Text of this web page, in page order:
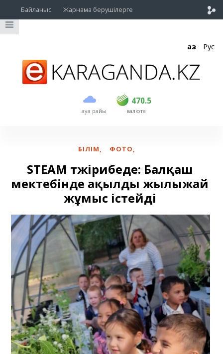
Байланыс Жарнама берушілерге
Қаз Рус
ауа райы
470.5
USD 468.5 470.5
EUR валюта
БІЛІМ, ФОТО,
STEAM тәжірибеде: Балқаш
мектебінде ақылды жылыжай
жұмыс істейді